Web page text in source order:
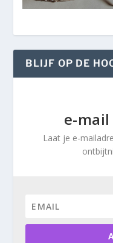
BLIJF OP DE
e-
Laat je e-